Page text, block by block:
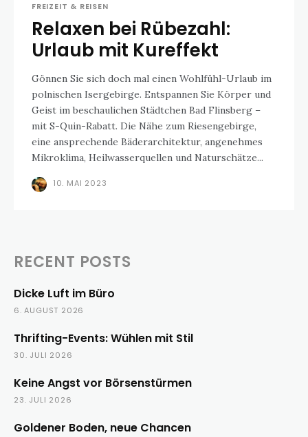
FREIZEIT & REISEN
Relaxen bei Rübezahl:
Urlaub mit Kureffekt
Gönnen Sie sich doch mal einen Wohlfühl-Urlaub im
polnischen Isergebirge. Entspannen Sie Körper und
Geist im beschaulichen Städtchen Bad Flinsberg –
mit S-Quin-Rabatt. Die Nähe zum Riesengebirge,
eine ansprechende Bäderarchitektur, angenehmes
Mikroklima, Heilwasserquellen und Naturschätze...
10. MAI 2023
RECENT POSTS
Dicke Luft im Büro
6. AUGUST 2026
Thrifting-Events: Wühlen mit Stil
30. JULI 2026
Keine Angst vor Börsenstürmen
23. JULI 2026
Goldener Boden, neue Chancen